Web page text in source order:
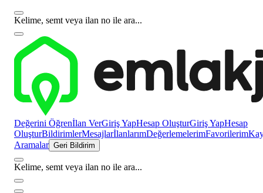
Kelime, semt veya ilan no ile ara...
Değerini Öğrenİlan VerGiriş YapHesap OluşturGiriş YapHesap
OluşturBildirimlerMesajlarİlanlarımDeğerlemelerimFavorilerim
Aramalar Geri Bildirim
Kelime, semt veya ilan no ile ara...